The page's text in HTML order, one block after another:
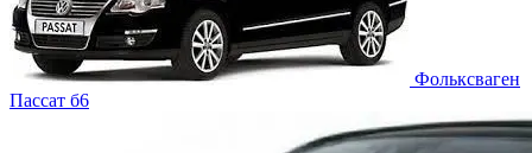
Фольксваген
Пассат б6